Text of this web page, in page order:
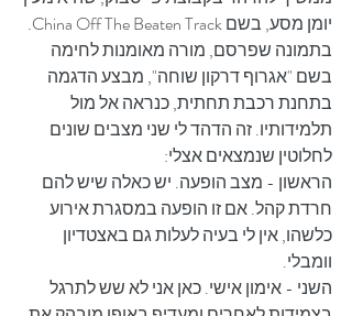
יומן מסע, בשם China Off The Beaten Track.
בתמונה שפרסם, מורה מאומנות לחימה
בשם "אגרוף דרקון שוחה", מבצע הדגמה
בתחנת רכבת תחתית, כנראה אל מול
תלמידותיו. זה הדהד לי שני מצבים שונים
לחלוטין שנמצאים אצלי:
הראשון - מצב הופעה. יש כאלה שיש להם
חרדת קהל. אם זו הופעה במסגרת אירוע
כלשהו, אין לי בעיה לעלות גם באצטדיון
וומבלי.
השני - אימון אישי. כאן אני לא שש לתרגל